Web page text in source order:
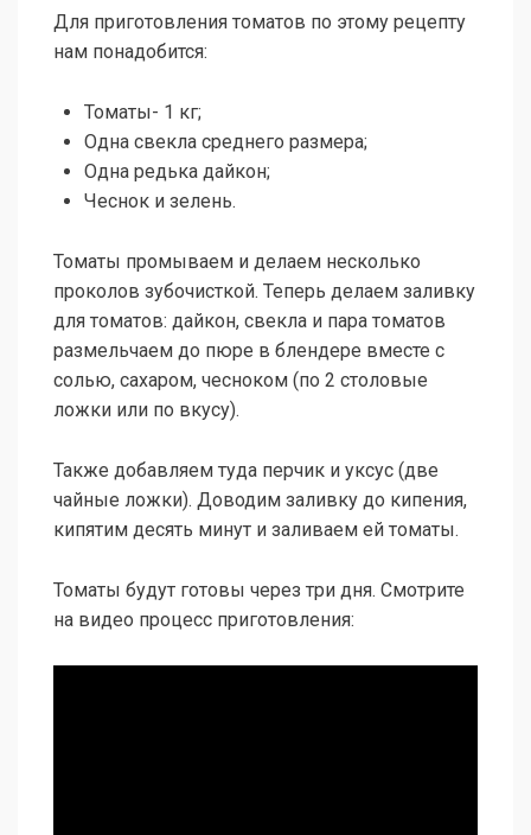
Для приготовления томатов по этому рецепту
нам понадобится:
Томаты- 1 кг;
Одна свекла среднего размера;
Одна редька дайкон;
Чеснок и зелень.
Томаты промываем и делаем несколько
проколов зубочисткой. Теперь делаем заливку
для томатов: дайкон, свекла и пара томатов
размельчаем до пюре в блендере вместе с
солью, сахаром, чесноком (по 2 столовые
ложки или по вкусу).
Также добавляем туда перчик и уксус (две
чайные ложки). Доводим заливку до кипения,
кипятим десять минут и заливаем ей томаты.
Томаты будут готовы через три дня. Смотрите
на видео процесс приготовления: